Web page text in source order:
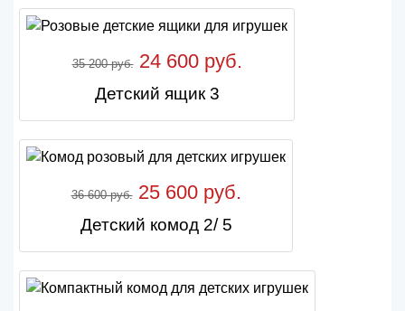
35 200 руб.24 600 руб.
Детский ящик 3
36 600 руб.25 600 руб.
Детский комод 2/ 5